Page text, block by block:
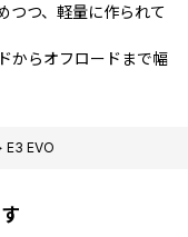
つつ、軽量に作られて
からオフロードまで幅
E3 EVO